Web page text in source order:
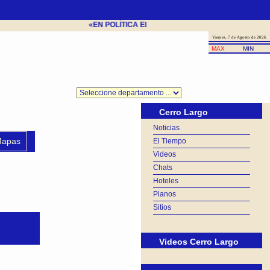
«EN POLÍTICA EL VENCEDOR ES QUIEN TIENE
Viernes, 7 de Agosto de 2026
MAX MIN
Cerro Largo
Noticias
El Tiempo
Videos
Chats
Hoteles
Planos
Sitios
Videos Cerro Largo